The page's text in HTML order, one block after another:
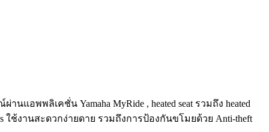
อพพลิเคชั่น Yamaha MyRide , heated seat รวมถึง heated
ใช้งานสะดวกง่ายดาย รวมถึงการป้องกันขโมยด้วย Anti-theft